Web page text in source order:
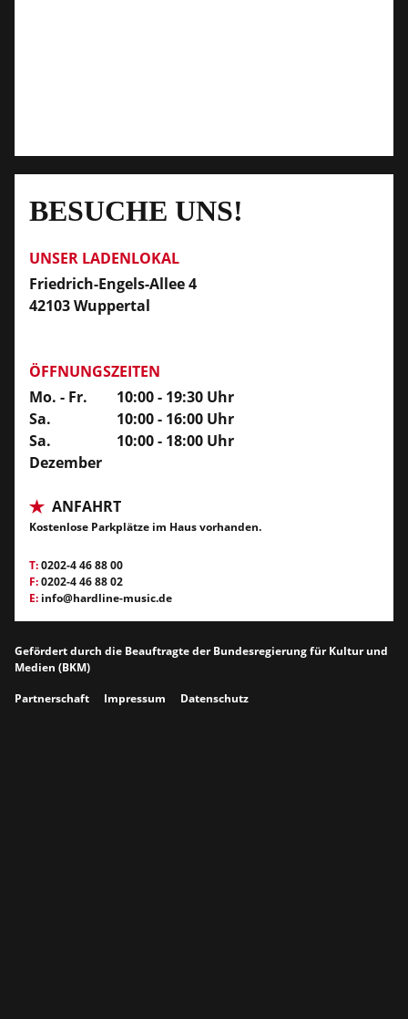
BESUCHE UNS!
UNSER LADENLOKAL
Friedrich-Engels-Allee 4
42103 Wuppertal
ÖFFNUNGSZEITEN
Mo. - Fr.
10:00 - 19:30 Uhr
Sa.
10:00 - 16:00 Uhr
Sa.
Dezember
10:00 - 18:00 Uhr
ANFAHRT
Kostenlose Parkplätze im Haus vorhanden.
T:0202-4 46 88 00
F:0202-4 46 88 02
E: info@hardline-music.de
Gefördert durch die Beauftragte der Bundesregierung für Kultur und
Medien (BKM)
Partnerschaft
Impressum Datenschutz